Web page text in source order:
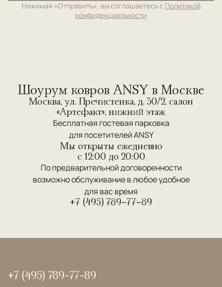
Нажимая «Отправить», вы соглашаетесь с Политикой
конфиденциальности
Шоурум ковров ANSY в Москве
Москва, ул. Пречистенка, д. 30/2, салон
«Артефакт», нижний этаж
Бесплатная гостевая парковка
для посетителей ANSY
Мы открыты ежедневно
c 12:00 до 20:00
По предварительной договоренности
возможно обслуживание в любое удобное
для вас время
+7 (495) 789-77-89
+7 (495) 789-77-89